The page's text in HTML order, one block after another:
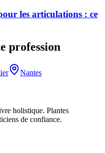
les articulations : ce
profession
Nantes
holistique. Plantes
de confiance.